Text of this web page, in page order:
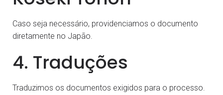
Caso seja necessário, providenciamos o documento
diretamente no Japão.
4. Traduções
Traduzimos os documentos exigidos para o processo.